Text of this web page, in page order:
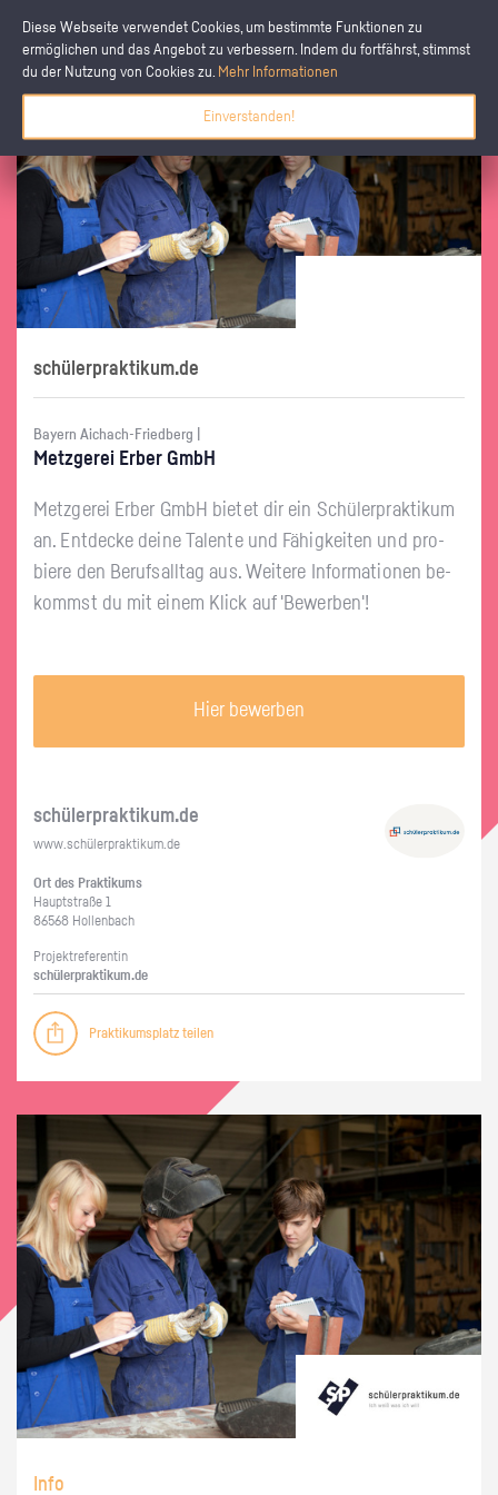
Diese Webseite verwendet Cookies, um bestimmte Funktionen zu
ermöglichen und das Angebot zu verbessern. Indem du fortfährst, stimmst
du der Nutzung von Cookies zu. Mehr Informationen
Einverstanden!
schülerpraktikum.de
Bayern Aichach-Friedberg |
Metz­ge­rei Erber GmbH
Metz­ge­rei Erber GmbH bie­tet dir ein Schü­ler­prak­ti­kum
an. Ent­de­cke deine Ta­len­te und Fä­hig­kei­ten und pro­
bie­re den Be­rufs­all­tag aus. Wei­te­re In­for­ma­tio­nen be­
kommst du mit einem Klick auf 'Be­wer­ben'!
Hier bewerben
schü­ler­prak­ti­kum.de
www.​schüler​prak​tiku​m.​de
Ort des Prak­ti­kums
Haupt­stra­ße 1
86568 Hol­len­bach
Pro­jekt­re­fe­ren­tin
schü­ler­prak­ti­kum.de
Praktikumsplatz teilen
Info